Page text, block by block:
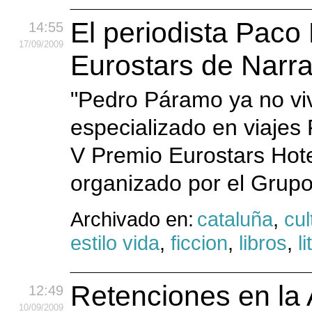
14:55
17/09/2009
El periodista
Eurostars de
"Pedro Páramo ya no
especializado en viajes
V Premio Eurostars
organizado por el
Archivado en: cataluña,
estilo vida, ficcion, libros,
12:49
10/09/2009 Retenciones en la